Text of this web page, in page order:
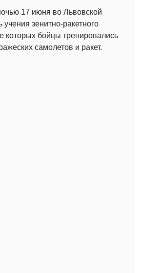
17 июня во Львовской
учения зенитно-ракетного
которых бойцы тренировались
самолетов и ракет.